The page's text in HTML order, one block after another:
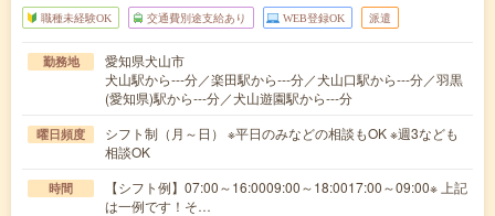
職種未経験OK 交通費別途支給あり WEB登録OK 派遣
勤務地
愛知県犬山市
犬山駅から---分／楽田駅から---分／犬山口駅から---分／羽黒
(愛知県)駅から---分／犬山遊園駅から---分
曜日頻度
シフト制（月～日） ※平日のみなどの相談もOK ※週3なども
相談OK
時間
【シフト例】07:00～16:0009:00～18:0017:00～09:00※ 上記
は一例です！そ…